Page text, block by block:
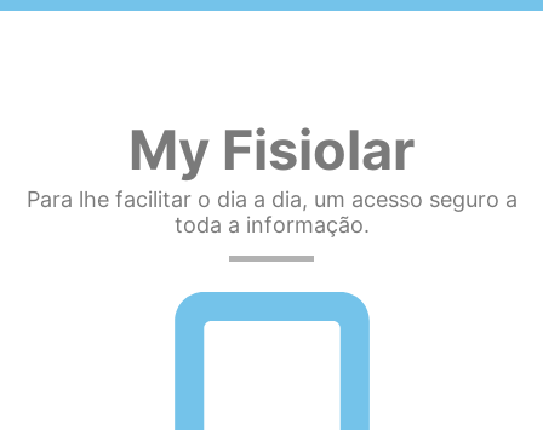
My Fisiolar
Para lhe facilitar o dia a dia, um acesso seguro a
toda a informação.